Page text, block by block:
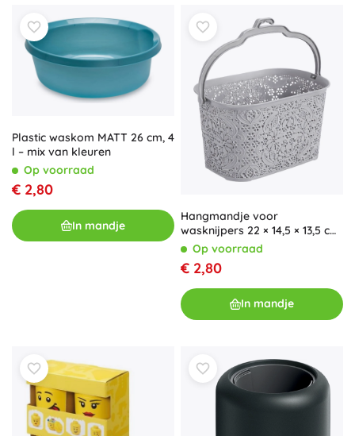
Plastic waskom MATT 26 cm, 4
l – mix van kleuren
Op voorraad
€ 2,80
In mandje
Hangmandje voor
wasknijpers 22 × 14,5 × 13,5 cm,
kunststof, lichtgrijs
Op voorraad
€ 2,80
In mandje